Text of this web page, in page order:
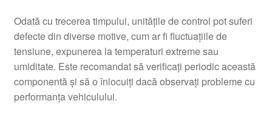
Odată cu trecerea timpului, unitățile de control pot suferi
defecte din diverse motive, cum ar fi fluctuațiile de
tensiune, expunerea la temperaturi extreme sau
umiditate. Este recomandat să verificați periodic această
componentă și să o înlocuiți dacă observați probleme cu
performanța vehiculului.